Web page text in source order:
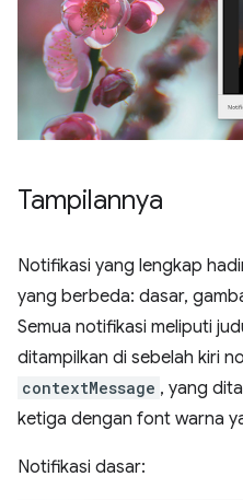
Tampilannya
Notifikasi yang lengkap
yang berbeda: dasar,
Semua notifikasi meliputi
ditampilkan di sebelah kiri
contextMessage , yang
ketiga dengan font warna
Notifikasi dasar: